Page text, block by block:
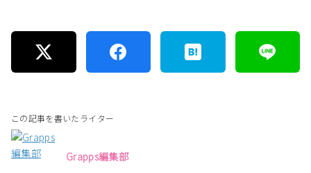
この記事を書いたライター
Grapps編集部